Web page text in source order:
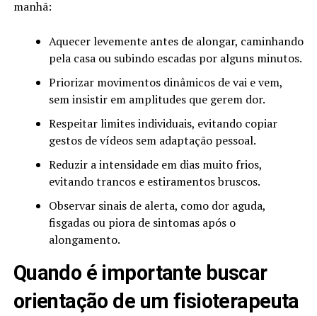
manhã:
Aquecer levemente antes de alongar, caminhando
pela casa ou subindo escadas por alguns minutos.
Priorizar movimentos dinâmicos de vai e vem,
sem insistir em amplitudes que gerem dor.
Respeitar limites individuais, evitando copiar
gestos de vídeos sem adaptação pessoal.
Reduzir a intensidade em dias muito frios,
evitando trancos e estiramentos bruscos.
Observar sinais de alerta, como dor aguda,
fisgadas ou piora de sintomas após o
alongamento.
Quando é importante buscar
orientação de um fisioterapeuta